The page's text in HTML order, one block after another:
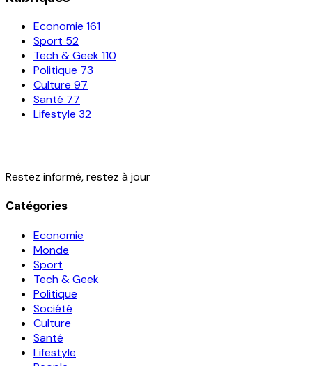
Economie 161
Sport 52
Tech & Geek110
Politique 73
Culture 97
Santé 77
Lifestyle 32
Restez informé, restez à jour
Catégories
Economie
Monde
Sport
Tech & Geek
Politique
Société
Culture
Santé
Lifestyle